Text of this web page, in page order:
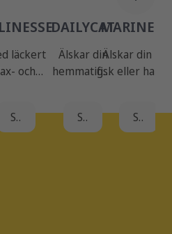
läckert
och
Se detaljer
DAILYCAT
Älskar din
hemmatiger
meny?
Se detaljer
Älskar din
fisk eller har
Se detaljer